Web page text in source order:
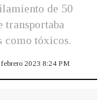
de 50
transportaba
como tóxicos.
2023 8:24 PM